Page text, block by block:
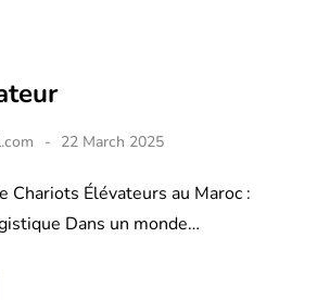
22 March 2025
Chariots Élévateurs au Maroc :
Dans un monde…